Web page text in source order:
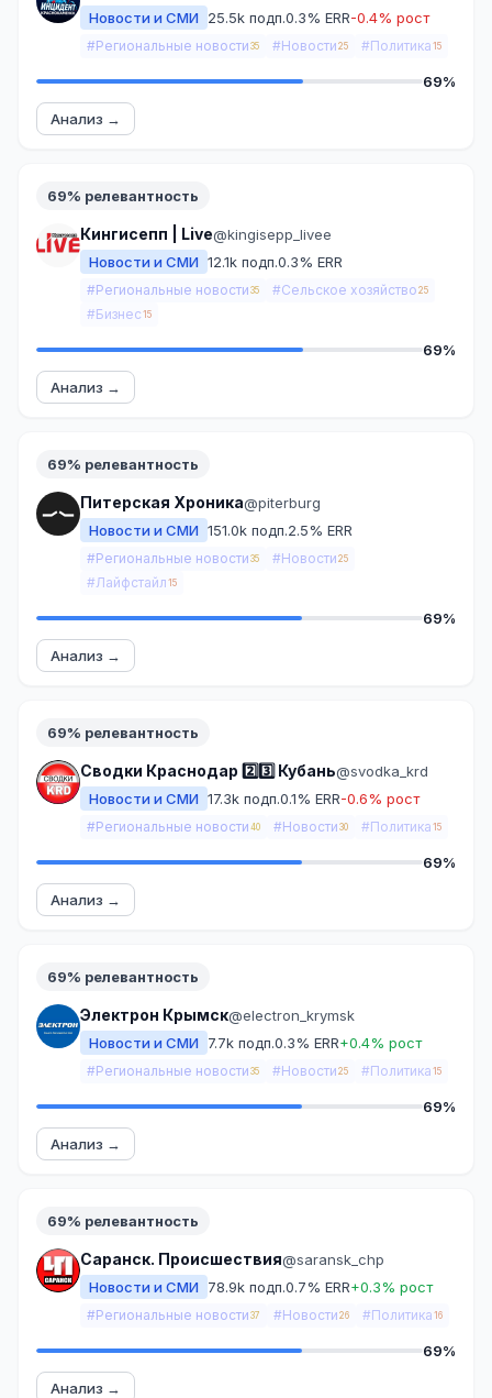
Новости и СМИ
25.5k подп.0.3% ERR-0.4% рост
#Региональные новости 35 #Новости 25 #Политика 15
69%
Анализ →
69% релевантность
Кингисепп | Live@kingisepp_livee
Новости и СМИ 12.1k подп.0.3% ERR
#Региональные новости 35 #Сельское хозяйство 25
#Бизнес 15
69%
Анализ →
69% релевантность
Питерская Хроника@piterburg
Новости и СМИ 151.0k подп.2.5% ERR
#Региональные новости 35 #Новости 25
#Лайфстайл 15
69%
Анализ →
69% релевантность
Сводки Краснодар 2️⃣3️⃣ Кубань@svodka_krd
Новости и СМИ 17.3k подп.0.1% ERR-0.6% рост
#Региональные новости 40 #Новости 30 #Политика 15
69%
Анализ →
69% релевантность
Электрон Крымск@electron_krymsk
Новости и СМИ
7.7k подп.0.3% ERR+0.4% рост
#Региональные новости 35 #Новости 25 #Политика 15
69%
Анализ →
69% релевантность
Саранск. Происшествия@saransk_chp
Новости и СМИ
78.9k подп.0.7% ERR+0.3% рост
#Региональные новости 37 #Новости 26 #Политика 16
69%
Анализ →